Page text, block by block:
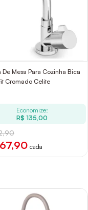
De Mesa Para Cozinha Bica
Cromado Celite
Economize:
R$ 135,00
cada